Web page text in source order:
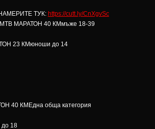
ТУК: https://cutt.ly/CnXgvSc
МАРАТОН 40 КМмъже 18-39
23 КМюноши до 14
40 КМЕдна обща категория
18